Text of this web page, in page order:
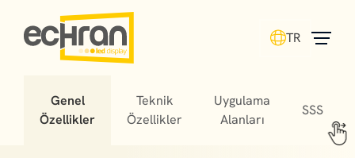
TR
Genel
Özellikler
Teknik
Özellikler
Uygulama
Alanları
SSS